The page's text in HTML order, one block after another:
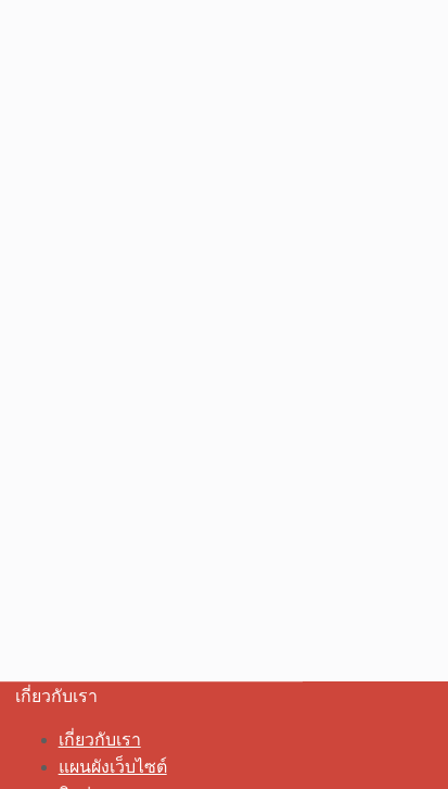
เกี่ยวกับเรา
เกี่ยวกับเรา
แผนผังเว็บไซต์